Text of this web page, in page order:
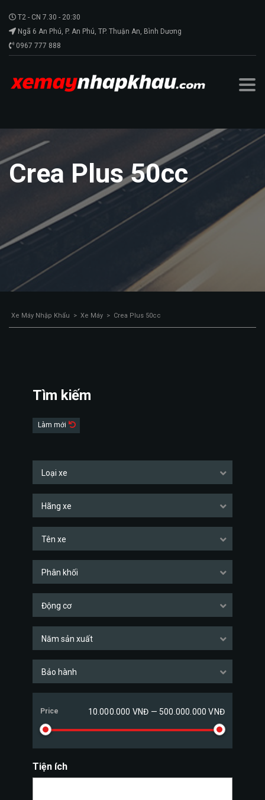
T2 - CN 7.30 - 20:30
Ngã 6 An Phú, P. An Phú, TP. Thuận An, Bình Dương
0967 777 888
Crea Plus 50cc
Xe Máy Nhập Khẩu > Xe Máy > Crea Plus 50cc
Tìm kiếm
Làm mới
Loại xe
Hãng xe
Tên xe
Phân khối
Động cơ
Năm sản xuất
Bảo hành
Price 10.000.000 VNĐ — 500.000.000 VNĐ
Tiện ích